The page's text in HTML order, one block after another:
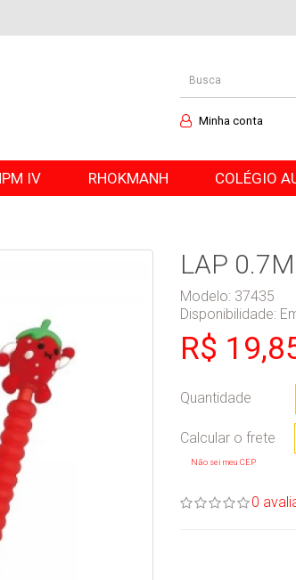
Minha conta
IV RHOKMANH COLÉGIO
LAP
Modelo: 37435
Disponibilidade:
R$
Quantidade
Não sei meu CEP
0